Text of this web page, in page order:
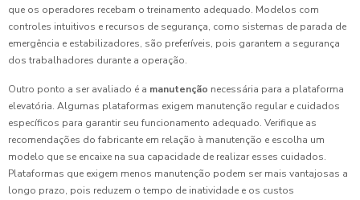
que os operadores recebam o treinamento adequado. Modelos com
controles intuitivos e recursos de segurança, como sistemas de parada de
emergência e estabilizadores, são preferíveis, pois garantem a segurança
dos trabalhadores durante a operação.
Outro ponto a ser avaliado é a manutenção necessária para a plataforma
elevatória. Algumas plataformas exigem manutenção regular e cuidados
específicos para garantir seu funcionamento adequado. Verifique as
recomendações do fabricante em relação à manutenção e escolha um
modelo que se encaixe na sua capacidade de realizar esses cuidados.
Plataformas que exigem menos manutenção podem ser mais vantajosas a
longo prazo, pois reduzem o tempo de inatividade e os custos